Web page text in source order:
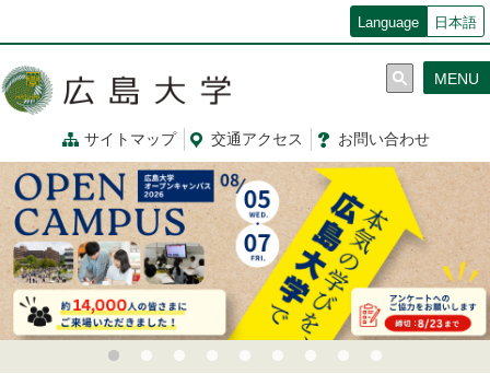
コ
ン
に
移
動
Language 日本語
サイトマップ 交通アクセス お問い合わせ
MENU